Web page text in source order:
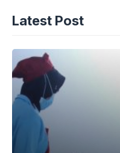
Latest Post